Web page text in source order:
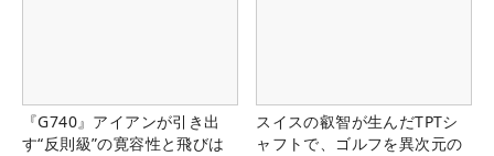
『G740』アイアンが引き出
す“反則級”の寛容性と飛びは
スイスの叡智が生んだTPTシ
ャフトで、ゴルフを異次元の